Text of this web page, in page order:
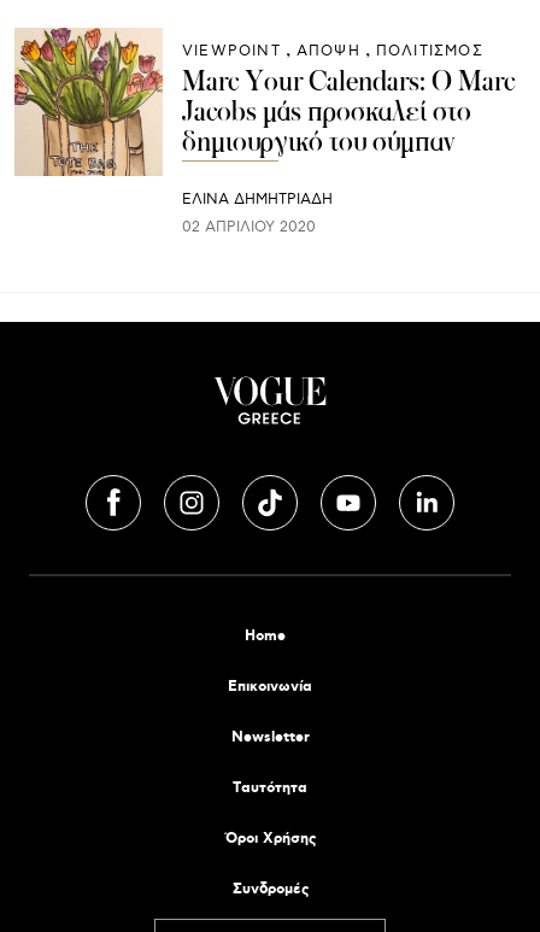
VIEWPOINT ΑΠΟΨΗ ΠΟΛΙΤΙΣΜΟΣ
Marc Your Calendars: Ο Marc
Jacobs μάς προσκαλεί στο
δημιουργικό του σύμπαν
ΕΛΙΝΑ ΔΗΜΗΤΡΙΑΔΗ
02 ΑΠΡΙΛΊΟΥ 2020
Home
Επικοινωνία
Newsletter
Tαυτότητα
Όροι Χρήσης
Συνδρομές